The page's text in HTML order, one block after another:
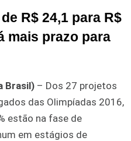
R$ 24,1 para R$
mais prazo para
Brasil) – Dos 27 projetos
das Olimpíadas 2016,
estão na fase de
em estágios de